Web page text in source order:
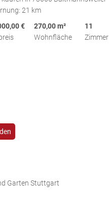
21 km
€
270,00 m²
Wohnfläche
11
Zimmer
Garten Stuttgart